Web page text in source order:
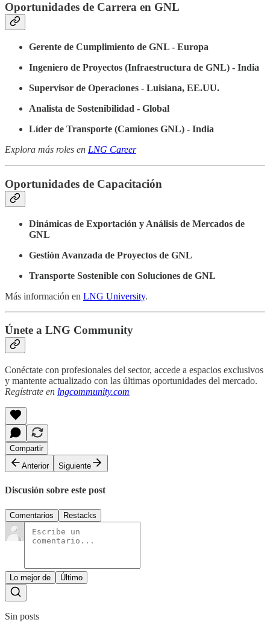
Oportunidades de Carrera en GNL
Gerente de Cumplimiento de GNL - Europa
Ingeniero de Proyectos (Infraestructura de GNL) - India
Supervisor de Operaciones - Luisiana, EE.UU.
Analista de Sostenibilidad - Global
Líder de Transporte (Camiones GNL) - India
Explora más roles en LNG Career
Oportunidades de Capacitación
Dinámicas de Exportación y Análisis de Mercados de
GNL
Gestión Avanzada de Proyectos de GNL
Transporte Sostenible con Soluciones de GNL
Más información en LNG University.
Únete a LNG Community
Conéctate con profesionales del sector, accede a espacios exclusivos
y mantente actualizado con las últimas oportunidades del mercado.
Regístrate en lngcommunity.com
Compartir
Anterior
Siguiente
Discusión sobre este post
Comentarios Restacks
Lo mejor de Último
Sin posts